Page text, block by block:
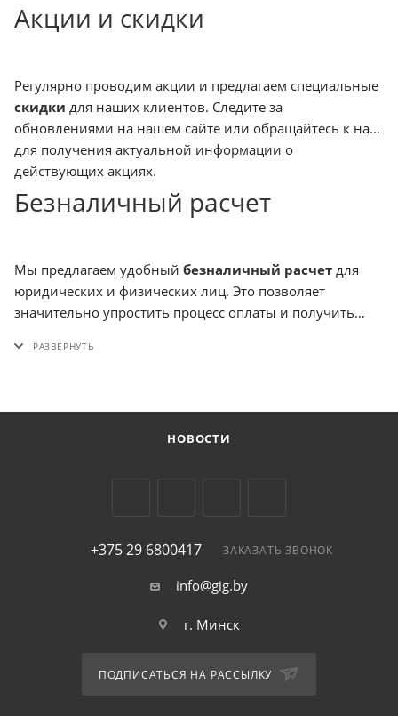
Акции и скидки
Регулярно проводим акции и предлагаем специальные
скидки для наших клиентов. Следите за
обновлениями на нашем сайте или обращайтесь к нам
для получения актуальной информации о
действующих акциях.
Безналичный расчет
Мы предлагаем удобный безналичный расчет для
юридических и физических лиц. Это позволяет
значительно упростить процесс оплаты и получить
безналичный расчет
! Закажите сейчас и получите
НОВОСТИ
+375 29 6800417 ЗАКАЗАТЬ ЗВОНОК
info@gig.by
г. Минск
ПОДПИСАТЬСЯ НА РАССЫЛКУ